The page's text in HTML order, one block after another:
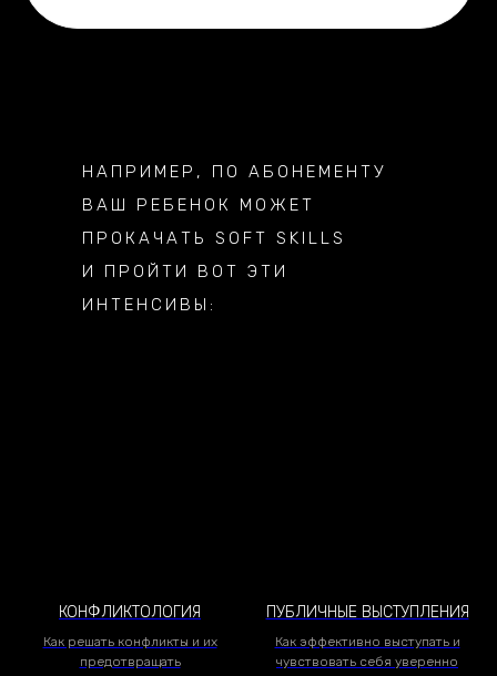
НАПРИМЕР, ПО АБОНЕМЕНТУ
ВАШ РЕБЕНОК МОЖЕТ
ПРОКАЧАТЬ SOFT SKILLS
И ПРОЙТИ ВОТ ЭТИ
ИНТЕНСИВЫ:
КОНФЛИКТОЛОГИЯ
Как решать конфликты и их
предотвращать
ПУБЛИЧНЫЕ ВЫСТУПЛЕНИЯ
Как эффективно выступать и
чувствовать себя уверенно